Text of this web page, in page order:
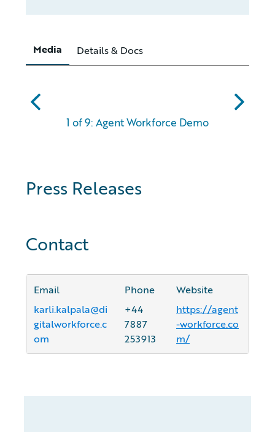
Media Details & Docs
1 of 9: Agent Workforce Demo
Press Releases
Contact
Email
karli.kalpala@di
gitalworkforce.c
om
Phone
+44
7887
253913
Website
https://agent
-workforce.co
m/